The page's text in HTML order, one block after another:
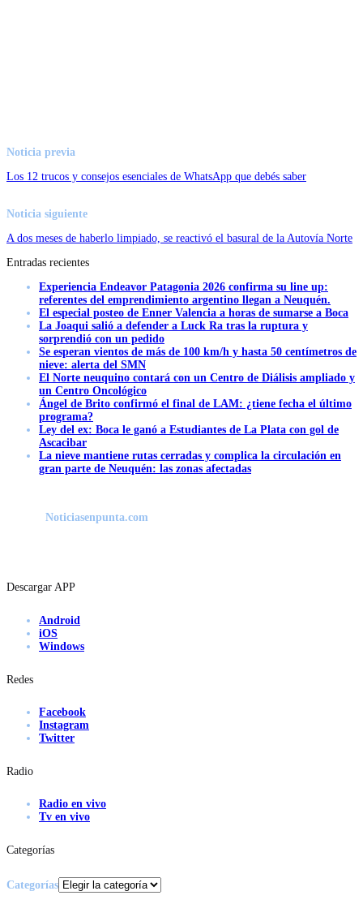
Noticia previa
Los 12 trucos y consejos esenciales de WhatsApp que debés saber
Noticia siguiente
A dos meses de haberlo limpiado, se reactivó el basural de la Autovía Norte
Entradas recientes
Experiencia Endeavor Patagonia 2026 confirma su line up:
referentes del emprendimiento argentino llegan a Neuquén.
El especial posteo de Enner Valencia a horas de sumarse a Boca
La Joaqui salió a defender a Luck Ra tras la ruptura y
sorprendió con un pedido
Se esperan vientos de más de 100 km/h y hasta 50 centímetros de
nieve: alerta del SMN
El Norte neuquino contará con un Centro de Diálisis ampliado y
un Centro Oncológico
Ángel de Brito confirmó el final de LAM: ¿tiene fecha el último
programa?
Ley del ex: Boca le ganó a Estudiantes de La Plata con gol de
Ascacibar
La nieve mantiene rutas cerradas y complica la circulación en
gran parte de Neuquén: las zonas afectadas
Noticiasenpunta.com
Descargar APP
Android
iOS
Windows
Redes
Facebook
Instagram
Twitter
Radio
Radio en vivo
Tv en vivo
Categorías
Categorías